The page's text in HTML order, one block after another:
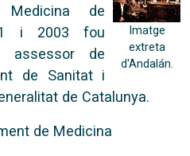
Imatge
extreta
d'Andalán.
de
i 2003 fou
assessor de
de Sanitat i
de Catalunya.
de Medicina